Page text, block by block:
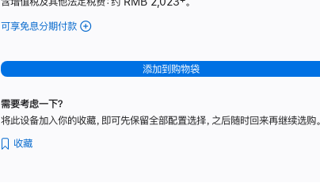
可享免息分期付款 (Studio
-
纳
理
添加到购物袋
需要考虑一下？
将此设备加入你的收藏，即可先保留全部配置选择，之后随时回来再继续选购。
收藏